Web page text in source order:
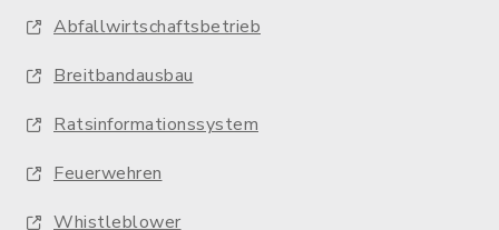
Abfallwirtschaftsbetrieb
Breitbandausbau
Ratsinformationssystem
Feuerwehren
Whistleblower